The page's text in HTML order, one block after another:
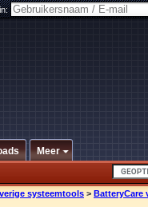
Meer
systeemtools > BatteryCare